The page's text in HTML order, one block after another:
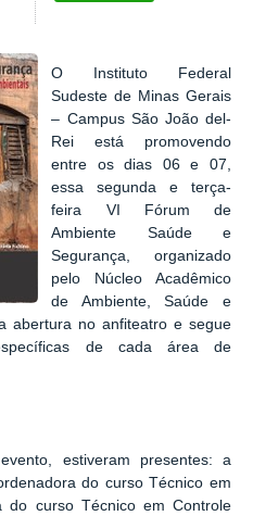
O Instituto Federal
Sudeste de Minas Gerais
– Campus São João del-
Rei está promovendo
entre os dias 06 e 07,
essa segunda e terça-
feira VI Fórum de
Ambiente Saúde e
Segurança, organizado
pelo Núcleo Acadêmico
de Ambiente, Saúde e
abertura no anfiteatro e segue
de cada área de
estiveram presentes: a
do curso Técnico em
do curso Técnico em Controle